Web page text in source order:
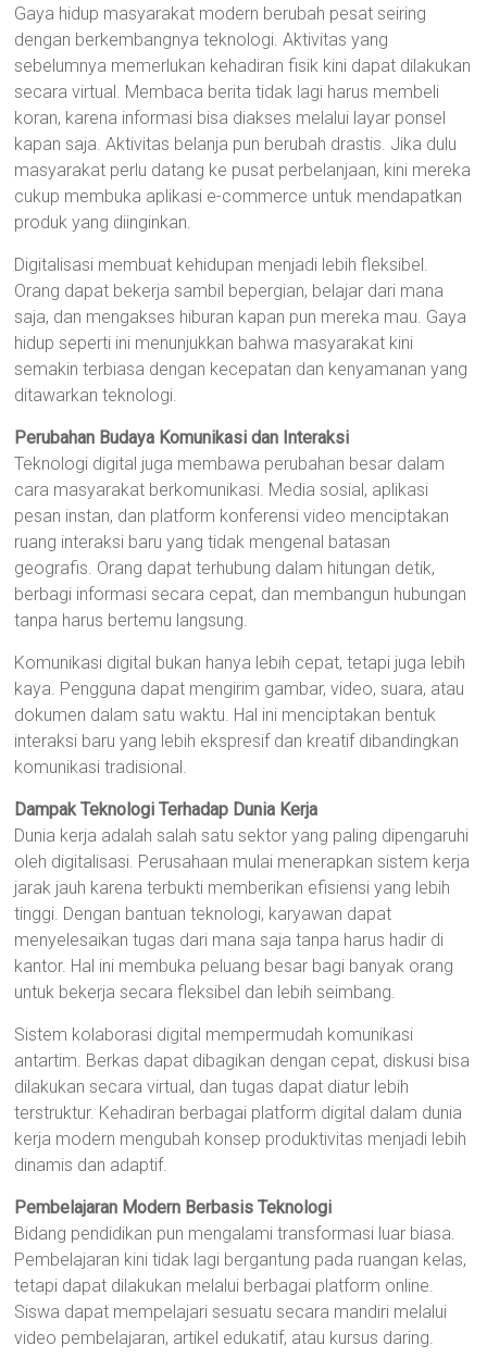
Gaya hidup masyarakat modern berubah pesat seiring
dengan berkembangnya teknologi. Aktivitas yang
sebelumnya memerlukan kehadiran fisik kini dapat dilakukan
secara virtual. Membaca berita tidak lagi harus membeli
koran, karena informasi bisa diakses melalui layar ponsel
kapan saja. Aktivitas belanja pun berubah drastis. Jika dulu
masyarakat perlu datang ke pusat perbelanjaan, kini mereka
cukup membuka aplikasi e-commerce untuk mendapatkan
produk yang diinginkan.
Digitalisasi membuat kehidupan menjadi lebih fleksibel.
Orang dapat bekerja sambil bepergian, belajar dari mana
saja, dan mengakses hiburan kapan pun mereka mau. Gaya
hidup seperti ini menunjukkan bahwa masyarakat kini
semakin terbiasa dengan kecepatan dan kenyamanan yang
ditawarkan teknologi.
Perubahan Budaya Komunikasi dan Interaksi
Teknologi digital juga membawa perubahan besar dalam
cara masyarakat berkomunikasi. Media sosial, aplikasi
pesan instan, dan platform konferensi video menciptakan
ruang interaksi baru yang tidak mengenal batasan
geografis. Orang dapat terhubung dalam hitungan detik,
berbagi informasi secara cepat, dan membangun hubungan
tanpa harus bertemu langsung.
Komunikasi digital bukan hanya lebih cepat, tetapi juga lebih
kaya. Pengguna dapat mengirim gambar, video, suara, atau
dokumen dalam satu waktu. Hal ini menciptakan bentuk
interaksi baru yang lebih ekspresif dan kreatif dibandingkan
komunikasi tradisional.
Dampak Teknologi Terhadap Dunia Kerja
Dunia kerja adalah salah satu sektor yang paling dipengaruhi
oleh digitalisasi. Perusahaan mulai menerapkan sistem kerja
jarak jauh karena terbukti memberikan efisiensi yang lebih
tinggi. Dengan bantuan teknologi, karyawan dapat
menyelesaikan tugas dari mana saja tanpa harus hadir di
kantor. Hal ini membuka peluang besar bagi banyak orang
untuk bekerja secara fleksibel dan lebih seimbang.
Sistem kolaborasi digital mempermudah komunikasi
antartim. Berkas dapat dibagikan dengan cepat, diskusi bisa
dilakukan secara virtual, dan tugas dapat diatur lebih
terstruktur. Kehadiran berbagai platform digital dalam dunia
kerja modern mengubah konsep produktivitas menjadi lebih
dinamis dan adaptif.
Pembelajaran Modern Berbasis Teknologi
Bidang pendidikan pun mengalami transformasi luar biasa.
Pembelajaran kini tidak lagi bergantung pada ruangan kelas,
tetapi dapat dilakukan melalui berbagai platform online.
Siswa dapat mempelajari sesuatu secara mandiri melalui
video pembelajaran, artikel edukatif, atau kursus daring.